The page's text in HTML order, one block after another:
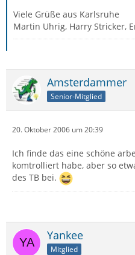
Viele Grüße aus Karlsruhe
Martin Uhrig, Harry Stricker,
Amsterdammer
Senior-Mitglied
20. Oktober 2006 um 20:39
Ich finde das eine schöne
komtrolliert habe, aber so
des TB bei.
Yankee
Mitglied